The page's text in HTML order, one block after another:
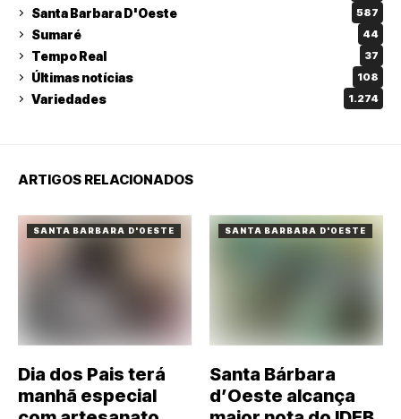
Santa Barbara D'Oeste 587
Sumaré 44
Tempo Real 37
Últimas notícias 108
Variedades 1.274
ARTIGOS RELACIONADOS
SANTA BARBARA D'OESTE
Dia dos Pais terá
manhã especial
SANTA BARBARA D'OESTE
Santa Bárbara
d’Oeste alcança